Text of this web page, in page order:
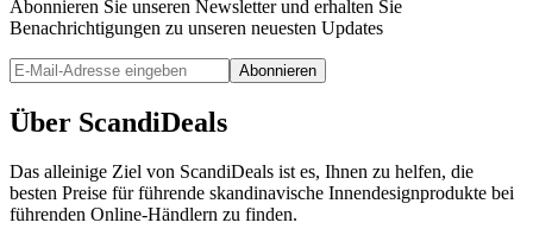
Abonnieren Sie unseren Newsletter und erhalten Sie
Benachrichtigungen zu unseren neuesten Updates
Abonnieren
Über ScandiDeals
Das alleinige Ziel von ScandiDeals ist es, Ihnen zu helfen, die
besten Preise für führende skandinavische Innendesignprodukte bei
führenden Online-Händlern zu finden.